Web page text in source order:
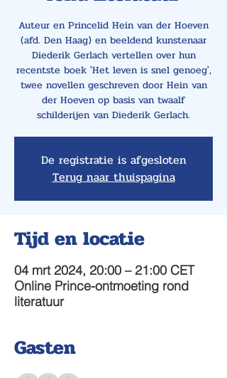
Auteur en Princelid Hein van der Hoeven
(afd. Den Haag) en beeldend kunstenaar
Diederik Gerlach vertellen over hun
recentste boek 'Het leven is snel genoeg',
twee novellen geschreven door Hein van
der Hoeven op basis van twaalf
schilderijen van Diederik Gerlach.
De registratie is afgesloten
Terug naar thuispagina
Tijd en locatie
04 mrt 2024, 20:00 – 21:00 CET
Online Prince-ontmoeting rond
literatuur
Gasten